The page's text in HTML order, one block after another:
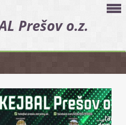
Prešov o.z.